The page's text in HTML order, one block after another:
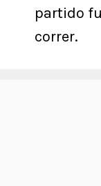
partido
correr.